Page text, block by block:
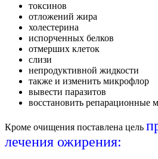
токсинов
отложений жира
холестерина
испорченных белков
отмерших клеток
слизи
непродуктивной жидкости
также и изменить микрофлор
вывести паразитов
восстановить репарационные
Кроме очищения поставлена цель
лечения ожирения: